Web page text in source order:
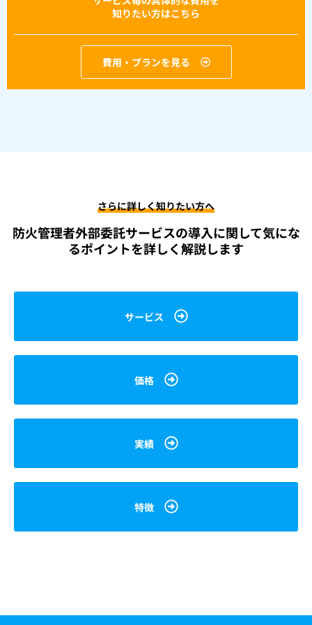
知りたい方はこちら
費用・プランを見る
さらに詳しく知りたい方へ
防火管理者外部委託サービスの導入に関して気にな
るポイントを詳しく解説します
サービス
価格
実績
特徴